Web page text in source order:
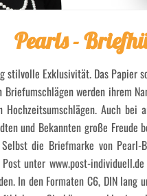
Pearls -
stilvolle Exklusivität. Das Papier
werden ihrem
Auch
und Bekannten große
die Briefmarke von
unter www.post-
In den Formaten C6, DIN